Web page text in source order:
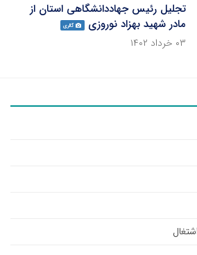
تجلیل رئیس جهاددانشگاهی استان از
مادر شهید بهزاد نوروزی
گالری
۰۳ خرداد ۱۴۰۲